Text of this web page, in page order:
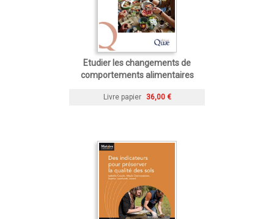
Etudier les changements de
comportements alimentaires
Livre papier 36,00 €